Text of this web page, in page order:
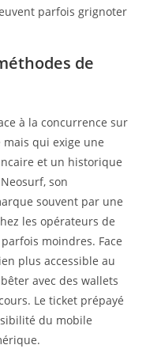
parfois grignoter
de
à la concurrence sur
mais qui exige une
et un historique
son
souvent par une
les opérateurs de
moindres. Face
plus accessible au
avec des wallets
Le ticket prépayé
du mobile